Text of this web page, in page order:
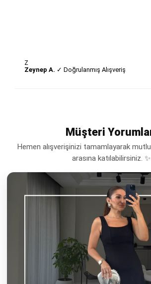
Z
Zeynep A. ✓ Doğrulanmış Alışveriş
Müşteri
Hemen alışverişinizi tamamlayarak
arasına katılabilirsiniz. ✨